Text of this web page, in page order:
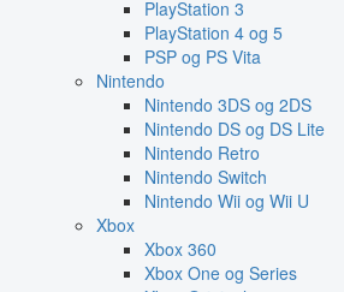
PlayStation 3
PlayStation 4 og 5
PSP og PS Vita
Nintendo
Nintendo 3DS og 2DS
Nintendo DS og DS Lite
Nintendo Retro
Nintendo Switch
Nintendo Wii og Wii U
Xbox
Xbox 360
Xbox One og Series